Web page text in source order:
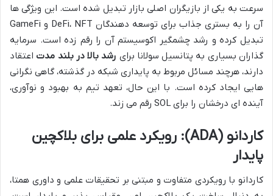
سرعت به یکی از بازیگران اصلی بازار تبدیل شده است. این ویژگی ها
آن را به بستری جذاب برای توسعه دهندگان DeFi، NFT و GameFi
تبدیل کرده و رشد چشمگیر اکوسیستم آن را رقم زده است. سرمایه
گذاران بسیاری به پتانسیل سولانا برای رشد بالا در بلند مدت اعتقاد
دارند، هرچند مسائل مربوط به پایداری شبکه در گذشته، گاهی نگرانی
هایی ایجاد کرده است. با این حال، تعهد تیم به بهبود و نوآوری،
آینده ای درخشان را برای SOL رقم می زند.
کاردانو (ADA): رویکرد علمی برای بلاکچین
پایدار
کاردانو با رویکردی متفاوت و مبتنی بر تحقیقات علمی و داوری همتا،